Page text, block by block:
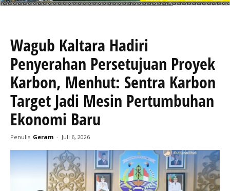
Wagub Kaltara Hadiri
Penyerahan Persetujuan Proyek
Karbon, Menhut: Sentra Karbon
Target Jadi Mesin Pertumbuhan
Ekonomi Baru
Penulis Geram - Juli 6, 2026